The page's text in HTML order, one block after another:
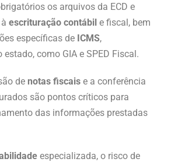
os arquivos da ECD e
escrituração contábil e fiscal, bem
específicas de ICMS,
estado, como GIA e SPED Fiscal.
de notas fiscais e a conferência
são pontos críticos para
das informações prestadas
especializada, o risco de